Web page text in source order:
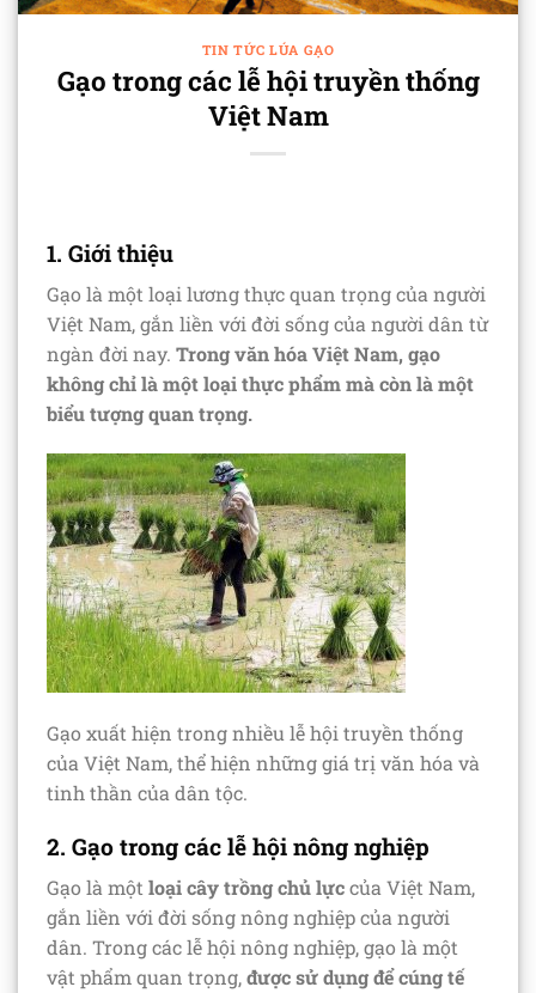
TIN TỨC LÚA GẠO
Gạo trong các lễ hội truyền thống
Việt Nam
1. Giới thiệu
Gạo là một loại lương thực quan trọng của người
Việt Nam, gắn liền với đời sống của người dân từ
ngàn đời nay. Trong văn hóa Việt Nam, gạo
không chỉ là một loại thực phẩm mà còn là một
biểu tượng quan trọng.
Gạo xuất hiện trong nhiều lễ hội truyền thống
của Việt Nam, thể hiện những giá trị văn hóa và
tinh thần của dân tộc.
2. Gạo trong các lễ hội nông nghiệp
Gạo là một loại cây trồng chủ lựccủa Việt Nam,
gắn liền với đời sống nông nghiệp của người
dân. Trong các lễ hội nông nghiệp, gạo là một
vật phẩm quan trọng,được sử dụng để cúng tế